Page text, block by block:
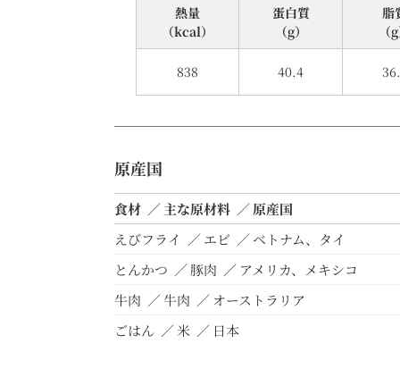
熱量
（kcal）
838
蛋⽩質
（g）
40.4
脂
（g
原産国
食材 主な原材料
原産国
えびフライ
エビ
ベトナム、タイ
とんかつ
豚肉
アメリカ、メキシコ
牛肉
牛肉
オーストラリア
ごはん
米 日本